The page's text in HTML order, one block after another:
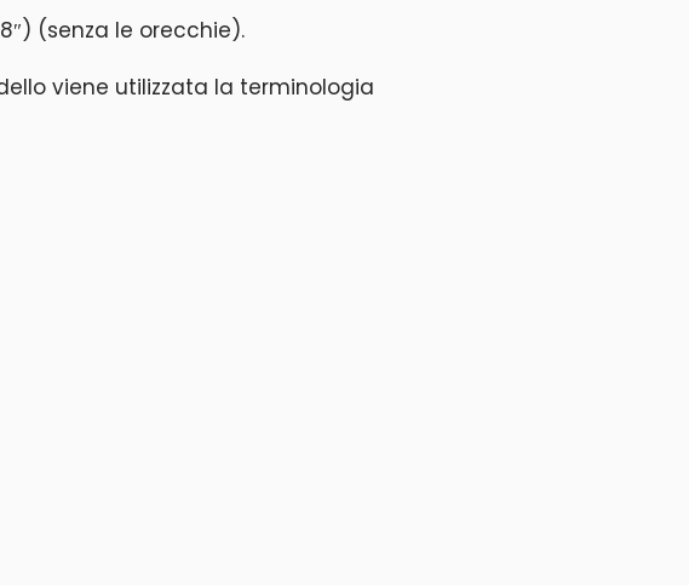
(senza le orecchie).
viene utilizzata la terminologia